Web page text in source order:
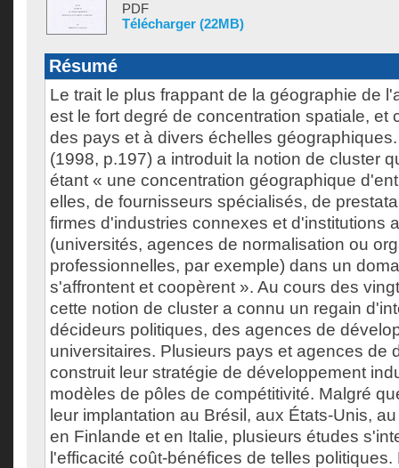
PDF
Télécharger (22MB)
Résumé
Le trait le plus frappant de la géographie de
est le fort degré de concentration spatiale, et
des pays et à divers échelles
(1998, p.197) a introduit la notion de cluster
étant « une concentration géographique
elles, de fournisseurs spécialisés, de
firmes d'industries connexes et d'institutions
(universités, agences de normalisation ou
professionnelles, par exemple) dans un
s'affrontent et coopèrent ». Au cours des
cette notion de cluster a connu un regain
décideurs politiques, des agences de
universitaires. Plusieurs pays et agences de
construit leur stratégie de développement
modèles de pôles de compétitivité. Malgré
leur implantation au Brésil, aux États-Unis,
en Finlande et en Italie, plusieurs études
l'efficacité coût-bénéfices de telles